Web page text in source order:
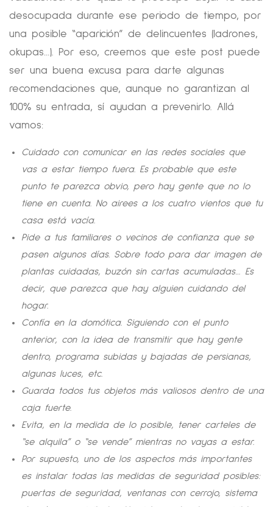
desocupada durante ese periodo de tiempo, por
una posible “aparición” de delincuentes (ladrones,
okupas…). Por eso, creemos que este post puede
ser una buena excusa para darte algunas
recomendaciones que, aunque no garantizan al
100% su entrada, sí ayudan a prevenirlo. Allá
vamos:
Cuidado con comunicar en las redes sociales que
vas a estar tiempo fuera. Es probable que este
punto te parezca obvio, pero hay gente que no lo
tiene en cuenta. No airees a los cuatro vientos que tu
casa está vacía.
Pide a tus familiares o vecinos de confianza que se
pasen algunos días. Sobre todo para dar imagen de
plantas cuidadas, buzón sin cartas acumuladas… Es
decir, que parezca que hay alguien cuidando del
hogar.
Confía en la domótica. Siguiendo con el punto
anterior, con la idea de transmitir que hay gente
dentro, programa subidas y bajadas de persianas,
algunas luces, etc.
Guarda todos tus objetos más valiosos dentro de una
caja fuerte.
Evita, en la medida de lo posible, tener carteles de
“se alquila” o “se vende” mientras no vayas a estar.
Por supuesto, uno de los aspectos más importantes
es instalar todas las medidas de seguridad posibles:
puertas de seguridad, ventanas con cerrojo, sistema